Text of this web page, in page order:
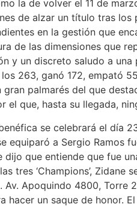
la de volver el 11 de
de alzar un título tras los
en la gestión que
de las dimensiones que
y un discreto saludo a
los 263, ganó 172, empató
gran palmarés del que
el que, hasta su llegada,
se celebrará el día
equiparó a Sergio Ramos
dijo que entiende que fue
tres ‘Champions’,
Av. Apoquindo 4800, Torre
hacer un saque de honor.